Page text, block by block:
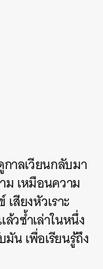
าลเวียนกลับมา
ม เหมือนความ
สียงหัวเราะ
วซ้ำเล่าในหนึ่ง
น เพื่อเรียนรู้ถึง